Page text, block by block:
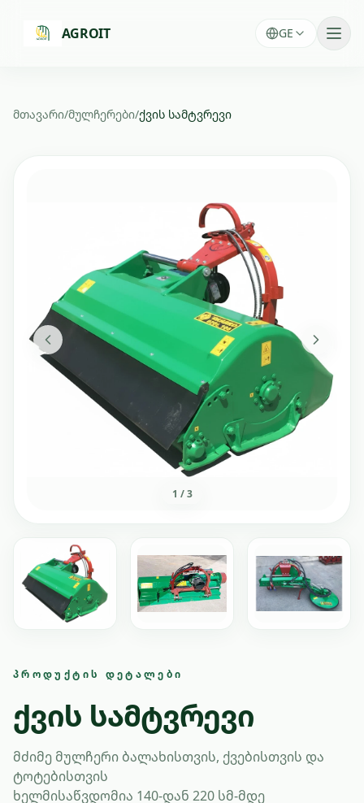
AGROIT
GE
მთავარი/მულჩერები/ქვის სამტვრევი
1 /3
ᲞᲠᲝᲓᲣᲥᲢᲘᲡ ᲓᲔᲢᲐᲚᲔᲑᲘ
ქვის სამტვრევი
მძიმე მულჩერი ბალახისთვის, ქვებისთვის და
ტოტებისთვის
ხელმისაწვდომია 140-დან 220 სმ-მდე